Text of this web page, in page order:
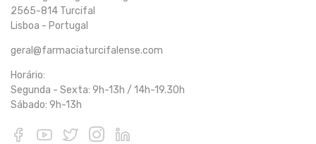
2565-814 Turcifal
Lisboa - Portugal
geral@farmaciaturcifalense.com
Horário:
Segunda - Sexta: 9h-13h / 14h-19.30h
Sábado: 9h-13h